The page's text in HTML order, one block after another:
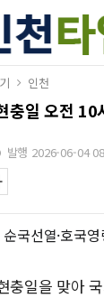
인천
충일 오전 10
발행 2026-06-04
국선열·호국영
충일을 맞아